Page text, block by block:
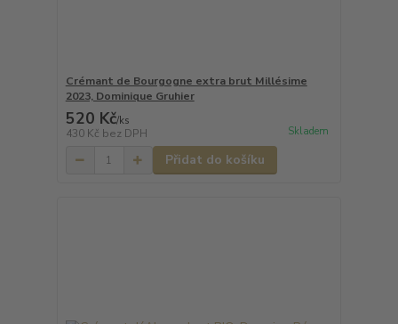
Crémant de Bourgogne extra brut Millésime
2023, Dominique Gruhier
520 Kč/ks
430 Kč bez DPH Skladem
Přidat do košíku